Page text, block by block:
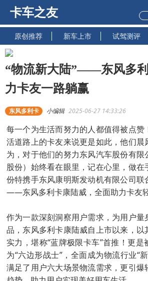
卡车之友
原创推荐 新车上市 试驾测评
“物流新大陆”——东风多
力卡友一路躺赢
东风多利卡 小编辑 2025-06-27 14:33:26
每一个为生活而努力的人都值得被点赞
活道路上的卡友来说更是如此，他们晨
为，对于他们的努力东风汽车股份有
股份）始终看在眼里，记在心里，做在
份特携手东风康明斯发动机有限公司联
——东风多利卡康陆威，全面助力卡友轻
作为一款深刻洞察用户需求，为用户量
品，东风多利卡康陆威自上市以来，以
实力，堪称“蓝牌极限卡车”首推！更
为“六边形战士”，全面成为物流行业“
满足了用户六大场景物流需求，更引爆